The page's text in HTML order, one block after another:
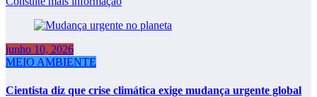
junho 10, 2026
MEIO AMBIENTE
Cientista diz que crise climática exige mudança urgente global